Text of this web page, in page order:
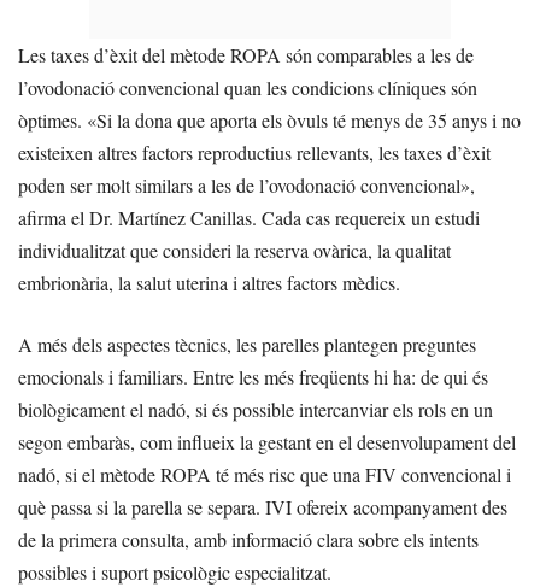
Les taxes d’èxit del mètode ROPA són comparables a les de
l’ovodonació convencional quan les condicions clíniques són
òptimes. «Si la dona que aporta els òvuls té menys de 35 anys i no
existeixen altres factors reproductius rellevants, les taxes d’èxit
poden ser molt similars a les de l’ovodonació convencional»,
afirma el Dr. Martínez Canillas. Cada cas requereix un estudi
individualitzat que consideri la reserva ovàrica, la qualitat
embrionària, la salut uterina i altres factors mèdics.
A més dels aspectes tècnics, les parelles plantegen preguntes
emocionals i familiars. Entre les més freqüents hi ha: de qui és
biològicament el nadó, si és possible intercanviar els rols en un
segon embaràs, com influeix la gestant en el desenvolupament del
nadó, si el mètode ROPA té més risc que una FIV convencional i
què passa si la parella se separa. IVI ofereix acompanyament des
de la primera consulta, amb informació clara sobre els intents
possibles i suport psicològic especialitzat.